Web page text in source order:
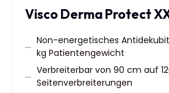
Visco Derma Protect
Non-energetisches
kg Patientengewicht
Verbreiterbar von 90 cm auf
Seitenverbreiterungen